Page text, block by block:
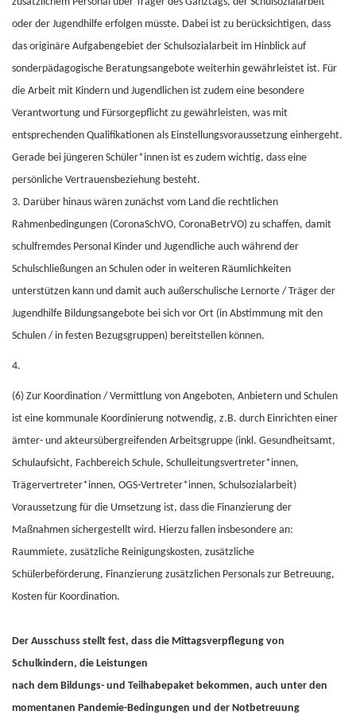
oder der Jugendhilfe erfolgen müsste. Dabei ist zu berücksichtigen, dass
das originäre Aufgabengebiet der Schulsozialarbeit im Hinblick auf
sonderpädagogische Beratungsangebote weiterhin gewährleistet ist. Für
die Arbeit mit Kindern und Jugendlichen ist zudem eine besondere
Verantwortung und Fürsorgepflicht zu gewährleisten, was mit
entsprechenden Qualifikationen als Einstellungsvoraussetzung einhergeht.
Gerade bei jüngeren Schüler*innen ist es zudem wichtig, dass eine
persönliche Vertrauensbeziehung besteht.
3. Darüber hinaus wären zunächst vom Land die rechtlichen
Rahmenbedingungen (CoronaSchVO, CoronaBetrVO) zu schaffen, damit
schulfremdes Personal Kinder und Jugendliche auch während der
Schulschließungen an Schulen oder in weiteren Räumlichkeiten
unterstützen kann und damit auch außerschulische Lernorte / Träger der
Jugendhilfe Bildungsangebote bei sich vor Ort (in Abstimmung mit den
Schulen / in festen Bezugsgruppen) bereitstellen können.
4.
(6) Zur Koordination / Vermittlung von Angeboten, Anbietern und Schulen
ist eine kommunale Koordinierung notwendig, z.B. durch Einrichten einer
ämter- und akteursübergreifenden Arbeitsgruppe (inkl. Gesundheitsamt,
Schulaufsicht, Fachbereich Schule, Schulleitungsvertreter*innen,
Trägervertreter*innen, OGS-Vertreter*innen, Schulsozialarbeit)
Voraussetzung für die Umsetzung ist, dass die Finanzierung der
Maßnahmen sichergestellt wird. Hierzu fallen insbesondere an:
Raummiete, zusätzliche Reinigungskosten, zusätzliche
Schülerbeförderung, Finanzierung zusätzlichen Personals zur Betreuung,
Kosten für Koordination.
Der Ausschuss stellt fest, dass die Mittagsverpflegung von
Schulkindern, die Leistungen
nach dem Bildungs- und Teilhabepaket bekommen, auch unter den
momentanen Pandemie-Bedingungen und der Notbetreuung